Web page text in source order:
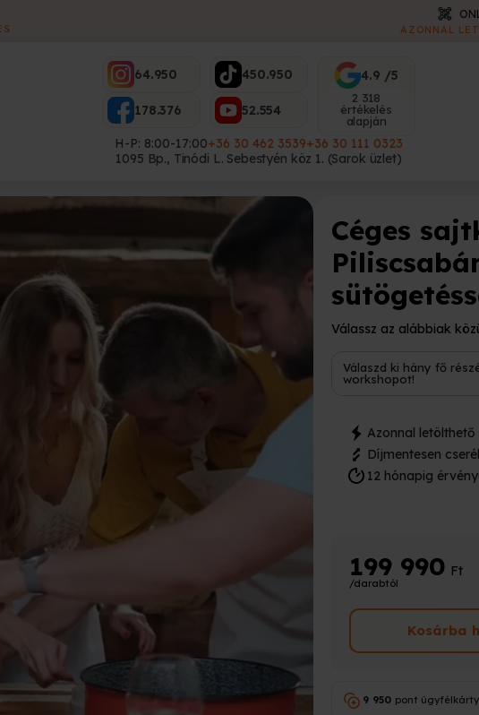
AZONNAL
64.950
178.376
450.950
52.554
4.9 /5
2 318
értékelés
alapján
H-P: 8:00-17:00+36 30 462 3539+36 30 111 0323
1095 Bp., Tinódi L. Sebestyén köz 1. (Sarok üzlet)
Céges
Válassz az alábbiak
Válaszd ki hány fő
workshopot!
Azonnal letölthető
Díjmentesen
12 hónapig
199 990Ft
/darabtól
Kosárba
9 950 pont